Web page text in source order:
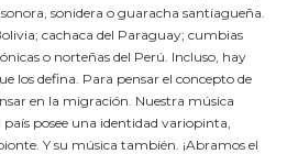
sonidera o guaracha santiagueña.
cachaca del Paraguay; cumbias
o norteñas del Perú. Incluso, hay
los defina. Para pensar el concepto de
en la migración. Nuestra música
posee una identidad variopinta,
Y su música también. ¡Abramos el